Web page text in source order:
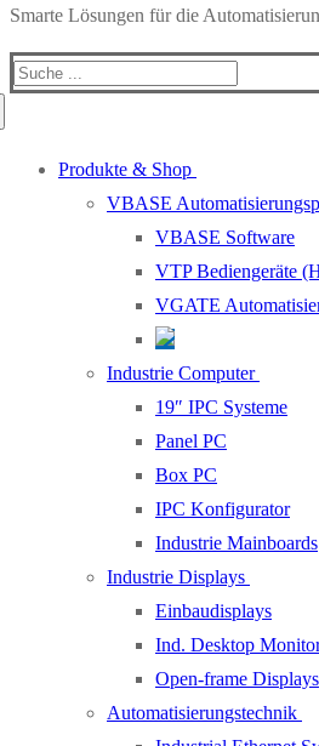
Smarte Lösungen für die
Produkte & Shop
VBASE
VBASE Software
VTP Bediengeräte
VGATE
Industrie Computer
19″ IPC Systeme
Panel PC
Box PC
IPC Konfigurator
Industrie Mainboards
Industrie Displays
Einbaudisplays
Ind. Desktop
Open-frame Displays
Automatisierungstechnik